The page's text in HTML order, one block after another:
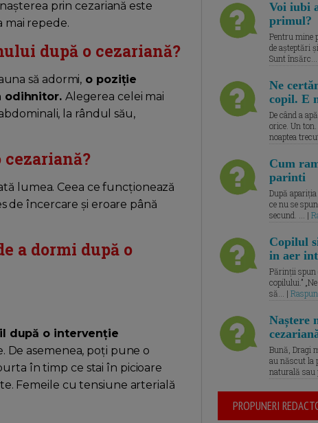
prin cezariană este
mai repede.
după o cezariană?
să adormi, o poziție
odihnitor. Alegerea celei mai
la rândul său,
cezariană?
lumea. Ceea ce funcționează
de încercare și eroare până
a dormi după o
după o intervenție
De asemenea, poți pune o
în timp ce stai în picioare
Femeile cu tensiune arterială
Voi iubi
primul?
Pentru mine
de așteptări
Sunt
Ne
copil. E
De când a
orice. Un
noaptea
Cum
parinti
După
ce nu se
secund. ... |
Copilul
in aer
Părinții spun
copilului.”
să... |
Naștere
Bună, Dragi
au născut la
naturală sau
PROPUNERI